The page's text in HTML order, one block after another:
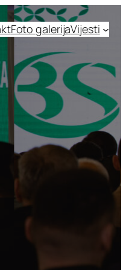
Foto galerijaVijesti